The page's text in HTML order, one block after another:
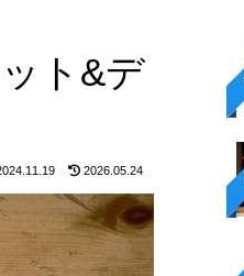
ト&デ
2026.05.24